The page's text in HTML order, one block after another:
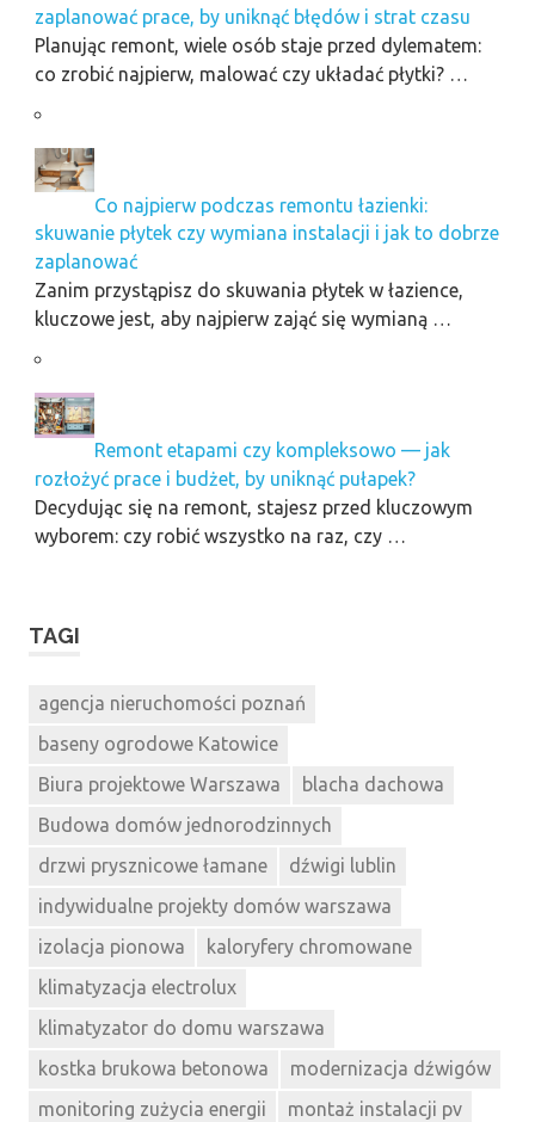
zaplanować prace, by uniknąć błędów i strat czasu
Planując remont, wiele osób staje przed dylematem:
co zrobić najpierw, malować czy układać płytki? …
Co najpierw podczas remontu łazienki:
skuwanie płytek czy wymiana instalacji i jak to dobrze
zaplanować
Zanim przystąpisz do skuwania płytek w łazience,
kluczowe jest, aby najpierw zająć się wymianą …
Remont etapami czy kompleksowo — jak
rozłożyć prace i budżet, by uniknąć pułapek?
Decydując się na remont, stajesz przed kluczowym
wyborem: czy robić wszystko na raz, czy …
TAGI
agencja nieruchomości poznań
baseny ogrodowe Katowice
Biura projektowe Warszawa
blacha dachowa
Budowa domów jednorodzinnych
drzwi prysznicowe łamane
dźwigi lublin
indywidualne projekty domów warszawa
izolacja pionowa
kaloryfery chromowane
klimatyzacja electrolux
klimatyzator do domu warszawa
kostka brukowa betonowa
modernizacja dźwigów
monitoring zużycia energii
montaż instalacji pv